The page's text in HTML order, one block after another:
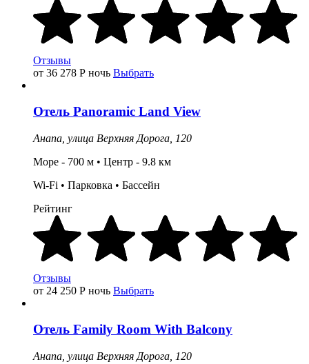
Отзывы
от 36 278 Р ночь Выбрать
Отель Panoramic Land View
Анапа, улица Верхняя Дорога, 120
Море - 700 м • Центр - 9.8 км
Wi-Fi • Парковка • Бассейн
Рейтинг
Отзывы
от 24 250 Р ночь Выбрать
Отель Family Room With Balcony
Анапа, улица Верхняя Дорога, 120